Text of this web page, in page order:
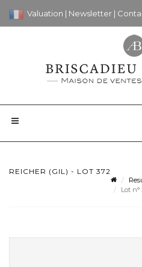
Valuation | Newsletter |
REICHER (GIL) - LOT 372
Lot n°